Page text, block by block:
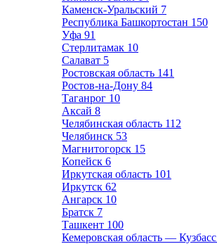
Каменск-Уральский 7
Республика Башкортостан 150
Уфа 91
Стерлитамак 10
Салават 5
Ростовская область 141
Ростов-на-Дону 84
Таганрог 10
Аксай 8
Челябинская область 112
Челябинск 53
Магнитогорск 15
Копейск 6
Иркутская область 101
Иркутск 62
Ангарск 10
Братск 7
Ташкент 100
Кемеровская область — Кузбасс